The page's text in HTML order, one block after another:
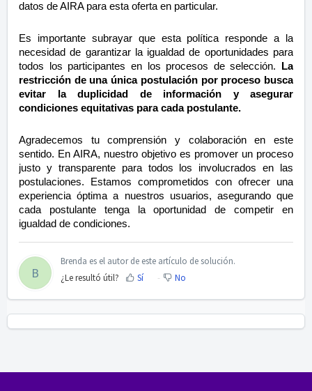
datos de AIRA para esta oferta en particular.
Es importante subrayar que esta política responde a la
necesidad de garantizar la igualdad de oportunidades para
todos los participantes en los procesos de selección. La
restricción de una única postulación por proceso busca
evitar la duplicidad de información y asegurar
condiciones equitativas para cada postulante.
Agradecemos tu comprensión y colaboración en este
sentido. En AIRA, nuestro objetivo es promover un proceso
justo y transparente para todos los involucrados en las
postulaciones. Estamos comprometidos con ofrecer una
experiencia óptima a nuestros usuarios, asegurando que
cada postulante tenga la oportunidad de competir en
igualdad de condiciones.
B
Brenda es el autor de este artículo de solución.
¿Le resultó útil?
Sí No